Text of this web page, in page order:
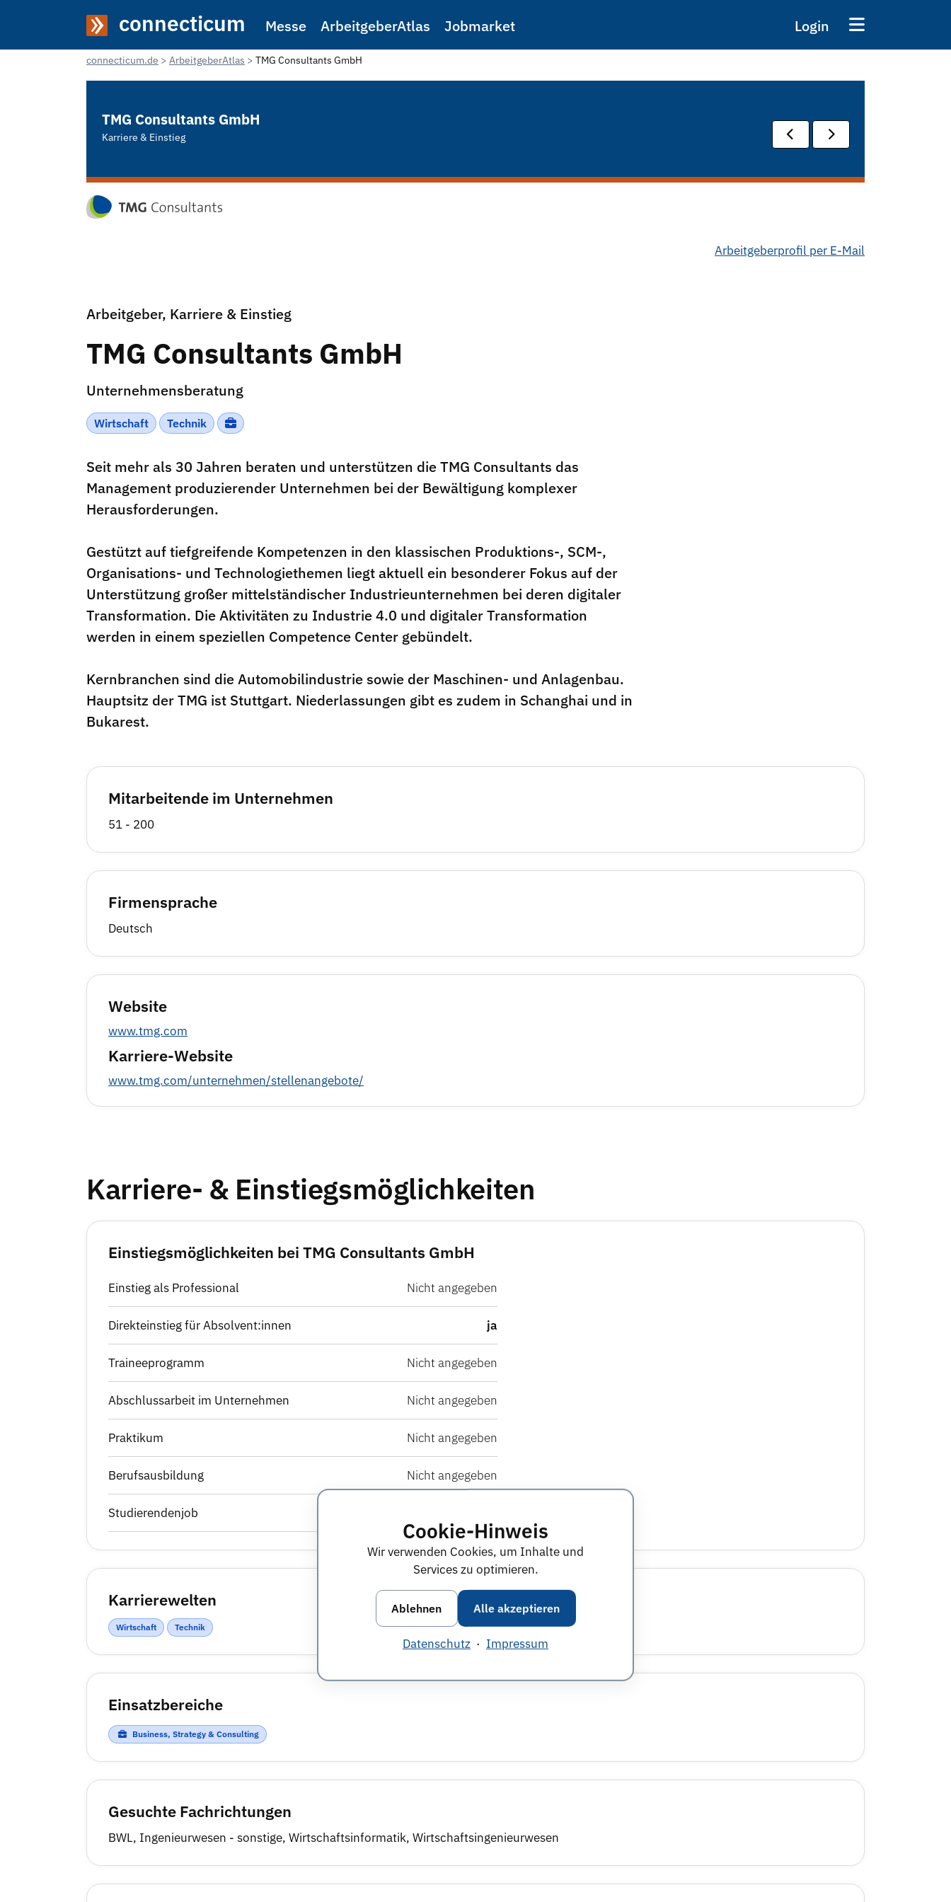
Cookie-Hinweis
Wir verwenden Cookies, um Inhalte und
Services zu optimieren.
Ablehnen Alle akzeptieren
Datenschutz · Impressum
connecticum Messe ArbeitgeberAtlas Jobmarket Login
connecticum.de ArbeitgeberAtlas TMG Consultants GmbH
TMG Consultants GmbH
Karriere & Einstieg
Arbeitgeberprofil per E-Mail
Arbeitgeber, Karriere & Einstieg
TMG Consultants GmbH
Unternehmensberatung
Wirtschaft Technik
Seit mehr als 30 Jahren beraten und unterstützen die TMG Consultants das
Management produzierender Unternehmen bei der Bewältigung komplexer
Herausforderungen.
Gestützt auf tiefgreifende Kompetenzen in den klassischen Produktions-, SCM-,
Organisations- und Technologiethemen liegt aktuell ein besonderer Fokus auf der
Unterstützung großer mittelständischer Industrieunternehmen bei deren digitaler
Transformation. Die Aktivitäten zu Industrie 4.0 und digitaler Transformation
werden in einem speziellen Competence Center gebündelt.
Kernbranchen sind die Automobilindustrie sowie der Maschinen- und Anlagenbau.
Hauptsitz der TMG ist Stuttgart. Niederlassungen gibt es zudem in Schanghai und in
Bukarest.
Mitarbeitende im Unternehmen
51 - 200
Firmensprache
Deutsch
Website
www.tmg.com
Karriere-Website
www.tmg.com/unternehmen/stellenangebote/
Karriere- & Einstiegsmöglichkeiten
Einstiegsmöglichkeiten bei TMG Consultants GmbH
Einstieg als Professional Nicht angegeben
Direkteinstieg für Absolvent:innen ja
Traineeprogramm Nicht angegeben
Abschlussarbeit im Unternehmen Nicht angegeben
Praktikum Nicht angegeben
Berufsausbildung Nicht angegeben
Studierendenjob
Karrierewelten
Wirtschaft Technik
Einsatzbereiche
Business, Strategy & Consulting
Gesuchte Fachrichtungen
BWL, Ingenieurwesen - sonstige, Wirtschaftsinformatik, Wirtschaftsingenieurwesen